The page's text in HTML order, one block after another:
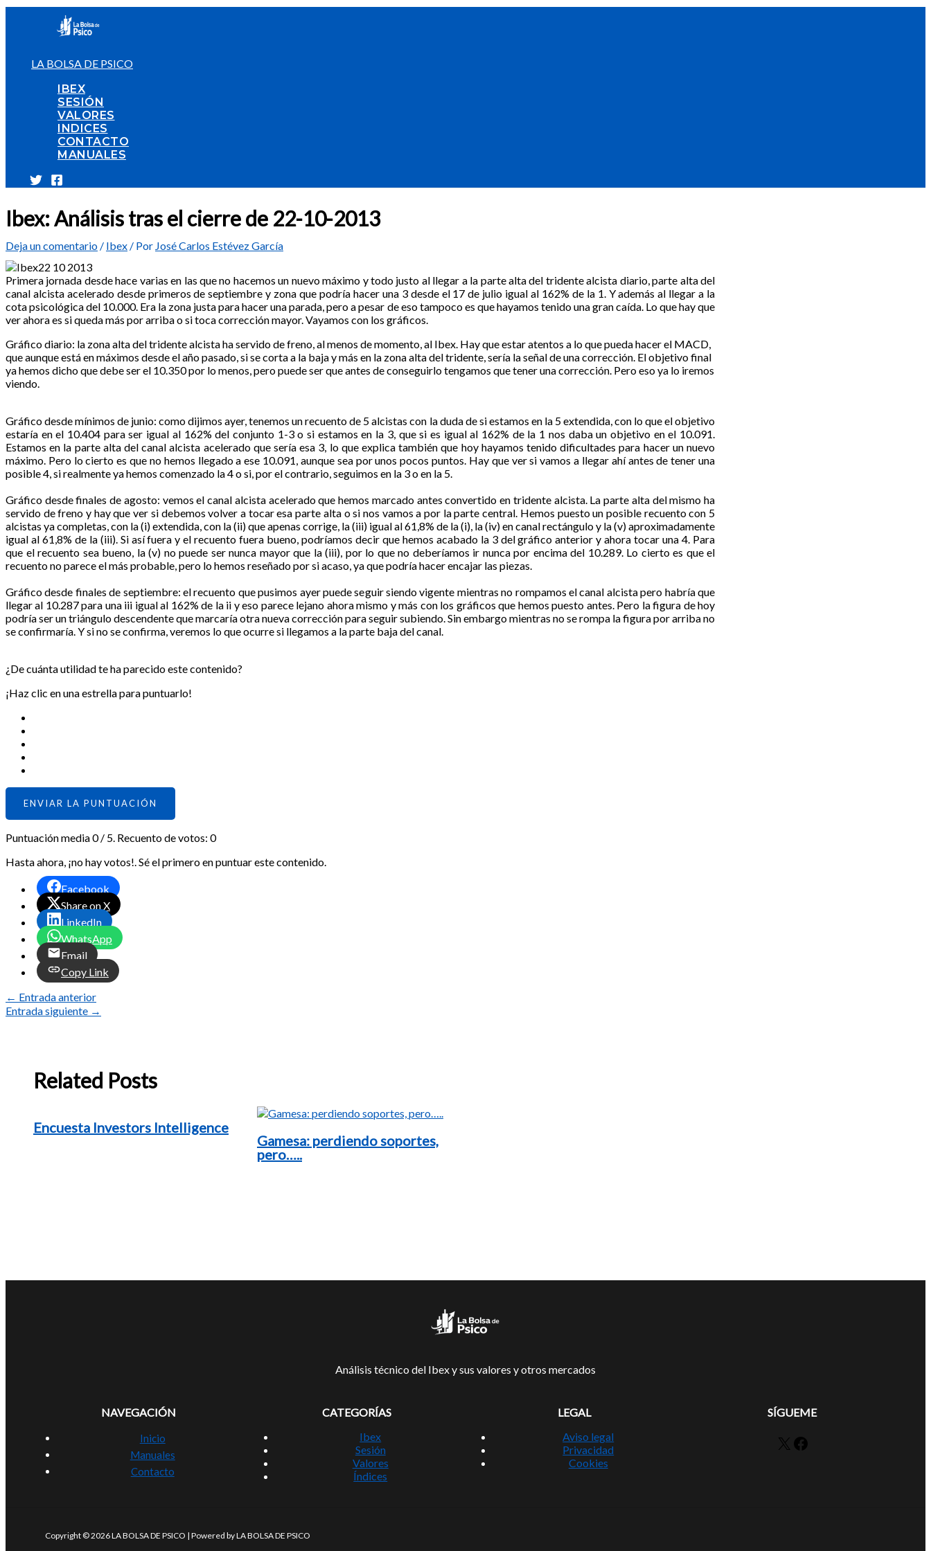
LA BOLSA DE PSICO
IBEX
SESIÓN
VALORES
INDICES
CONTACTO
MANUALES
Ibex: Análisis tras el cierre de 22-10-2013
Deja un comentario / Ibex / Por José Carlos Estévez García
Primera jornada desde hace varias en las que no hacemos un nuevo máximo y todo justo al llegar a la parte alta del tridente alcista diario, parte alta del
canal alcista acelerado desde primeros de septiembre y zona que podría hacer una 3 desde el 17 de julio igual al 162% de la 1. Y además al llegar a la
cota psicológica del 10.000. Era la zona justa para hacer una parada, pero a pesar de eso tampoco es que hayamos tenido una gran caída. Lo que hay que
ver ahora es si queda más por arriba o si toca corrección mayor. Vayamos con los gráficos.
Gráfico diario: la zona alta del tridente alcista ha servido de freno, al menos de momento, al Ibex. Hay que estar atentos a lo que pueda hacer el MACD,
que aunque está en máximos desde el año pasado, si se corta a la baja y más en la zona alta del tridente, sería la señal de una corrección. El objetivo final
ya hemos dicho que debe ser el 10.350 por lo menos, pero puede ser que antes de conseguirlo tengamos que tener una corrección. Pero eso ya lo iremos
viendo.
Gráfico desde mínimos de junio: como dijimos ayer, tenemos un recuento de 5 alcistas con la duda de si estamos en la 5 extendida, con lo que el objetivo
estaría en el 10.404 para ser igual al 162% del conjunto 1-3 o si estamos en la 3, que si es igual al 162% de la 1 nos daba un objetivo en el 10.091.
Estamos en la parte alta del canal alcista acelerado que sería esa 3, lo que explica también que hoy hayamos tenido dificultades para hacer un nuevo
máximo. Pero lo cierto es que no hemos llegado a ese 10.091, aunque sea por unos pocos puntos. Hay que ver si vamos a llegar ahí antes de tener una
posible 4, si realmente ya hemos comenzado la 4 o si, por el contrario, seguimos en la 3 o en la 5.
Gráfico desde finales de agosto: vemos el canal alcista acelerado que hemos marcado antes convertido en tridente alcista. La parte alta del mismo ha
servido de freno y hay que ver si debemos volver a tocar esa parte alta o si nos vamos a por la parte central. Hemos puesto un posible recuento con 5
alcistas ya completas, con la (i) extendida, con la (ii) que apenas corrige, la (iii) igual al 61,8% de la (i), la (iv) en canal rectángulo y la (v) aproximadamente
igual al 61,8% de la (iii). Si así fuera y el recuento fuera bueno, podríamos decir que hemos acabado la 3 del gráfico anterior y ahora tocar una 4. Para
que el recuento sea bueno, la (v) no puede ser nunca mayor que la (iii), por lo que no deberíamos ir nunca por encima del 10.289. Lo cierto es que el
recuento no parece el más probable, pero lo hemos reseñado por si acaso, ya que podría hacer encajar las piezas.
Gráfico desde finales de septiembre: el recuento que pusimos ayer puede seguir siendo vigente mientras no rompamos el canal alcista pero habría que
llegar al 10.287 para una iii igual al 162% de la ii y eso parece lejano ahora mismo y más con los gráficos que hemos puesto antes. Pero la figura de hoy
podría ser un triángulo descendente que marcaría otra nueva corrección para seguir subiendo. Sin embargo mientras no se rompa la figura por arriba no
se confirmaría. Y si no se confirma, veremos lo que ocurre si llegamos a la parte baja del canal.
¿De cuánta utilidad te ha parecido este contenido?
¡Haz clic en una estrella para puntuarlo!
ENVIAR LA PUNTUACIÓN
Puntuación media0/ 5. Recuento de votos: 0
Hasta ahora, ¡no hay votos!. Sé el primero en puntuar este contenido.
Facebook
Share on X
LinkedIn
WhatsApp
Email
Copy Link
← Entrada anterior
Entrada siguiente →
Related Posts
Encuesta Investors Intelligence
Gamesa: perdiendo soportes,
pero…..
Análisis técnico del Ibex y sus valores y otros mercados
NAVEGACIÓN
Inicio
Manuales
Contacto
CATEGORÍAS
Ibex
Sesión
Valores
Índices
LEGAL
Aviso legal
Privacidad
Cookies
SÍGUEME
X Facebook
Copyright © 2026 LA BOLSA DE PSICO | Powered by LA BOLSA DE PSICO